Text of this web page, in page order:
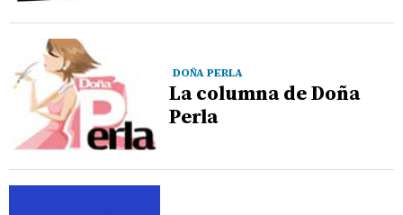
DOÑA PERLA
La columna de Doña
Perla